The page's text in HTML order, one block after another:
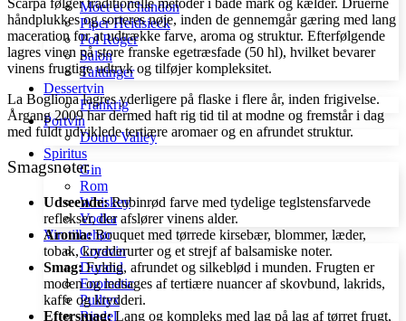
Móet et Chandon
Piper Heidsieck
Pol Roger
Salon
Taittinger
Dessertvin
Frankrig
Portvin
Douro Valley
Spiritus
Gin
Rom
Whiskey
Vodka
Vin tilbehør
Coravin
Durand
Enomatic
Pulltex
Riedel
Scarpa følger traditionelle metoder i både mark og kælder. Druerne
håndplukkes og sorteres nøje, inden de gennemgår gæring med lang
maceration for at udtrække farve, aroma og struktur. Efterfølgende
lagres vinen på store franske egetræsfade (50 hl), hvilket bevarer
vinens frugtige udtryk og tilføjer kompleksitet.
La Bogliona lagres yderligere på flaske i flere år, inden frigivelse.
Årgang 2009 har dermed haft rig tid til at modne og fremstår i dag
med fuldt udviklede tertiære aromaer og en afrundet struktur.
Smagsnoter
Udseende:Rubinrød farve med tydelige teglstensfarvede
reflekser, der afslører vinens alder.
Aroma:Bouquet med tørrede kirsebær, blommer, læder,
tobak, krydderurter og et strejf af balsamiske noter.
Smag:Fyldig, afrundet og silkeblød i munden. Frugten er
moden og ledsages af tertiære nuancer af skovbund, lakrids,
kaffe og krydderi.
Eftersmag:Lang og kompleks med lag på lag af tørret frugt,